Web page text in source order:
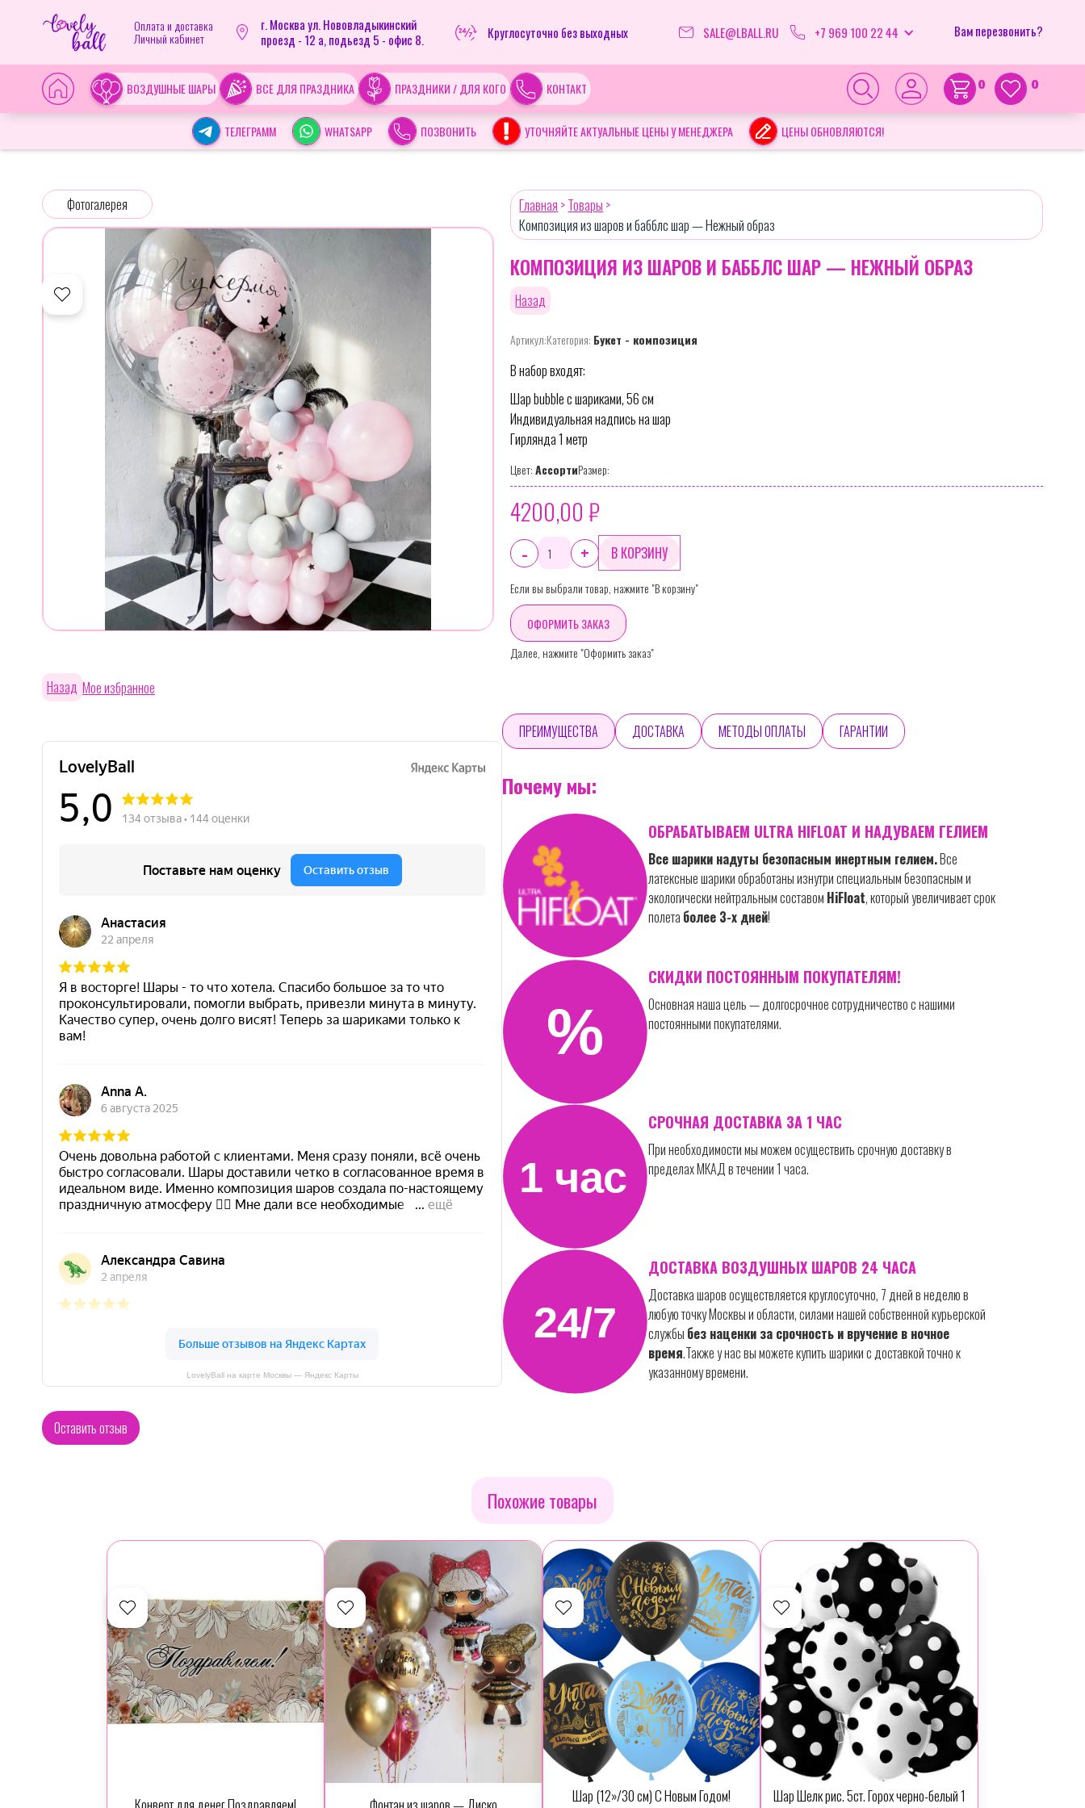
Оплата и доставка
Личный кабинет
г. Москва ул. Нововладыкинский
проезд - 12 а, подьезд 5 - офис 8.
Круглосуточно без выходных SALE@LBALL.RU +7 969 100 22 44 Вам перезвонить?
ВОЗДУШНЫЕ ШАРЫ ВСЕ ДЛЯ ПРАЗДНИКА ПРАЗДНИКИ / ДЛЯ КОГО КОНТАКТ 0 0
ТЕЛЕГРАММ WHATSAPP ПОЗВОНИТЬ УТОЧНЯЙТЕ АКТУАЛЬНЫЕ ЦЕНЫ У МЕНЕДЖЕРА ЦЕНЫ ОБНОВЛЯЮТСЯ!
Фотогалерея Главная >Товары >
Композиция из шаров и бабблс шар — Нежный образ
КОМПОЗИЦИЯ ИЗ ШАРОВ И БАББЛС ШАР — НЕЖНЫЙ ОБРАЗ
Назад
Артикул:Категория: Букет - композиция
В набор входят:
Шар bubble с шариками, 56 см
Индивидуальная надпись на шар
Гирлянда 1 метр
Цвет:АссортиРазмер:
4200,00 ₽
- +
Если вы выбрали товар, нажмите "В корзину"
ОФОРМИТЬ ЗАКАЗ
Далее, нажмите "Оформить заказ"
Назад Мое избранное
LovelyBall на карте Москвы — Яндекс Карты
ПРЕИМУЩЕСТВА ДОСТАВКА МЕТОДЫ ОПЛАТЫ ГАРАНТИИ
Почему мы:
ОБРАБАТЫВАЕМ ULTRA HIFLOAT И НАДУВАЕМ ГЕЛИЕМ
Все шарики надуты безопасным инертным гелием.Все
латексные шарики обработаны изнутри специальным безопасным и
экологически нейтральным составом HiFloat, который увеличивает срок
полета более 3-х дней!
СКИДКИ ПОСТОЯННЫМ ПОКУПАТЕЛЯМ!
Основная наша цель — долгосрочное сотрудничество с нашими
постоянными покупателями.
СРОЧНАЯ ДОСТАВКА ЗА 1 ЧАС
При необходимости мы можем осуществить срочную доставку в
пределах МКАД в течении 1 часа.
ДОСТАВКА ВОЗДУШНЫХ ШАРОВ 24 ЧАСА
Доставка шаров осуществляется круглосуточно, 7 дней в неделю в
любую точку Москвы и области, силами нашей собственной курьерской
службы без наценки за срочность и вручение в ночное
время.Также у нас вы можете купить шарики с доставкой точно к
указанному времени.
Оставить отзыв
Похожие товары
Шар (12»/30 см) С Новым Годом!
Шар Шелк рис. 5ст. Горох черно-белый 1